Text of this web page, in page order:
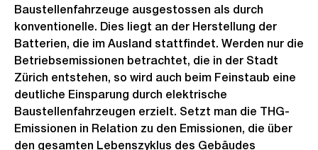
Baustellenfahrzeuge ausgestossen als durch
konventionelle. Dies liegt an der Herstellung der
Batterien, die im Ausland stattfindet. Werden nur die
Betriebsemissionen betrachtet, die in der Stadt
Zürich entstehen, so wird auch beim Feinstaub eine
deutliche Einsparung durch elektrische
Baustellenfahrzeugen erzielt. Setzt man die THG-
Emissionen in Relation zu den Emissionen, die über
den gesamten Lebenszyklus des Gebäudes